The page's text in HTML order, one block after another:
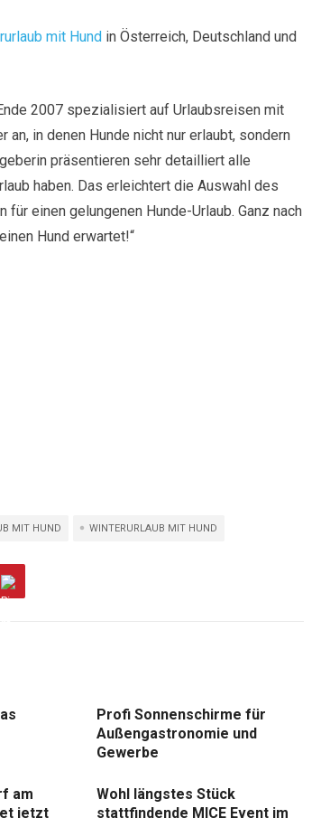
mit Hund in Österreich, Deutschland und
2007 spezialisiert auf Urlaubsreisen mit
in denen Hunde nicht nur erlaubt, sondern
präsentieren sehr detailliert alle
haben. Das erleichtert die Auswahl des
einen gelungenen Hunde-Urlaub. Ganz nach
Hund erwartet!“
MIT HUND WINTERURLAUB MIT HUND
Profi Sonnenschirme für
Außengastronomie und
Gewerbe
am
jetzt
Wohl längstes Stück
stattfindende MICE Event im